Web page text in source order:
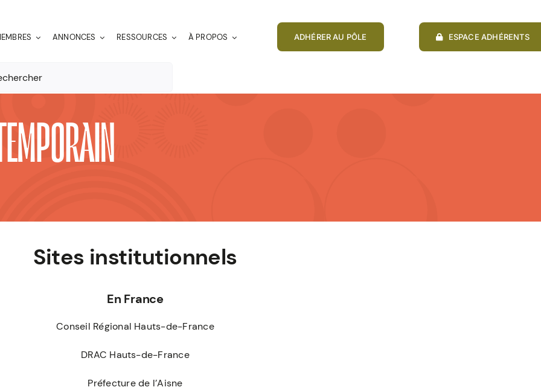
ANNONCES RESSOURCES À PROPOS ADHÉRER AU PÔLE ESPACE ADHÉRENTS
Sites institutionnels
En France
Conseil Régional Hauts-de-France
DRAC Hauts-de-France
Préfecture de l’Aisne